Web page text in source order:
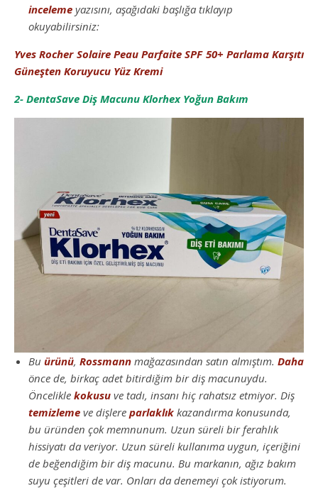
inceleme yazısını, aşağıdaki başlığa tıklayıp
okuyabilirsiniz:
Yves Rocher Solaire Peau Parfaite SPF 50+ Parlama Karşıtı
Güneşten Koruyucu Yüz Kremi
2- DentaSave Diş Macunu Klorhex Yoğun Bakım
Bu ürünü, Rossmann mağazasından satın almıştım. Daha
önce de, birkaç adet bitirdiğim bir diş macunuydu.
Öncelikle kokusu ve tadı, insanı hiç rahatsız etmiyor. Diş
temizleme ve dişlere parlaklık kazandırma konusunda,
bu üründen çok memnunum. Uzun süreli bir ferahlık
hissiyatı da veriyor. Uzun süreli kullanıma uygun, içeriğini
de beğendiğim bir diş macunu. Bu markanın, ağız bakım
suyu çeşitleri de var. Onları da denemeyi çok istiyorum.